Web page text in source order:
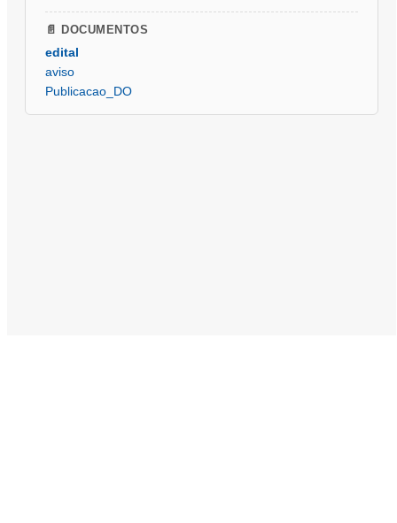
📄 DOCUMENTOS
edital
aviso
Publicacao_DO